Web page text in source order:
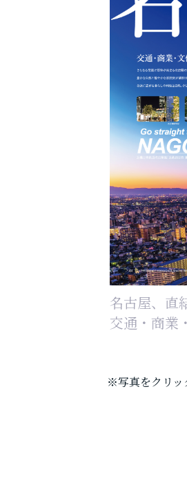
名古屋、直
交通・商業
※写真をクリッ